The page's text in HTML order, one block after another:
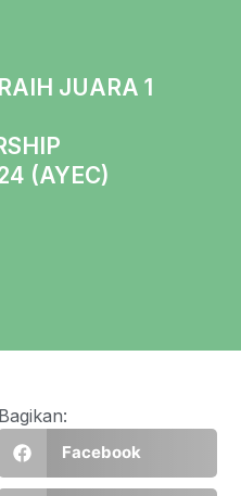
JUARA 1
(AYEC)
Bagikan:
Facebook